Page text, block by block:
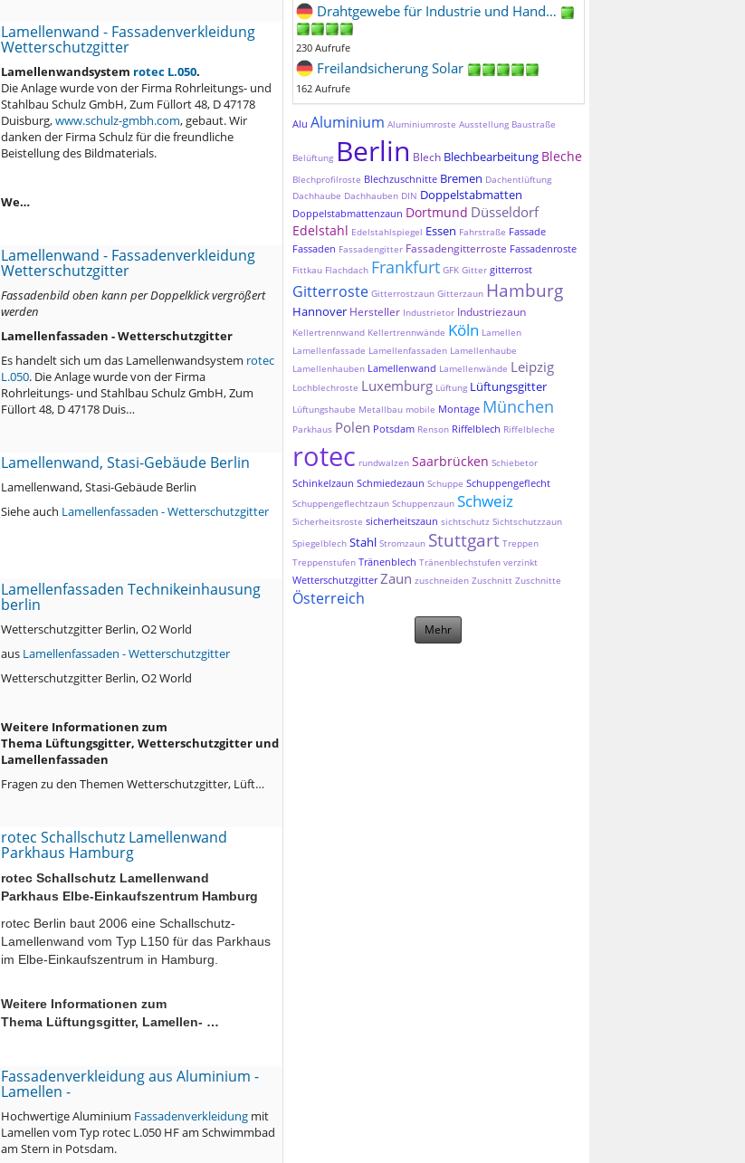
Lamellenwand - Fassadenverkleidung
Wetterschutzgitter
Lamellenwandsystem rotec L.050.
Die Anlage wurde von der Firma Rohrleitungs- und
Stahlbau Schulz GmbH, Zum Füllort 48, D 47178
Duisburg,www.schulz-gmbh.com, gebaut. Wir
danken der Firma Schulz für die freundliche
Beistellung des Bildmaterials.
We…
Lamellenwand - Fassadenverkleidung
Wetterschutzgitter
Fassadenbild oben kann per Doppelklick vergrößert
werden
Lamellenfassaden - Wetterschutzgitter
Es handelt sich um das Lamellenwandsystem rotec
L.050. Die Anlage wurde von der Firma
Rohrleitungs- und Stahlbau Schulz GmbH, Zum
Füllort 48, D 47178 Duis…
Lamellenwand, Stasi-Gebäude Berlin
Lamellenwand, Stasi-Gebäude Berlin
Siehe auch Lamellenfassaden - Wetterschutzgitter
Lamellenfassaden Technikeinhausung
berlin
Wetterschutzgitter Berlin, O2 World
aus Lamellenfassaden - Wetterschutzgitter
Wetterschutzgitter Berlin, O2 World
Weitere Informationen zum
Thema Lüftungsgitter, Wetterschutzgitter und
Lamellenfassaden
Fragen zu den Themen Wetterschutzgitter, Lüft…
rotec Schallschutz Lamellenwand
Parkhaus Hamburg
rotec Schallschutz Lamellenwand
Parkhaus Elbe-Einkaufszentrum Hamburg
rotec Berlin baut 2006 eine Schallschutz-
Lamellenwand vom Typ L150 für das Parkhaus
im Elbe-Einkaufszentrum in Hamburg.
Weitere Informationen zum
Thema Lüftungsgitter, Lamellen- …
Fassadenverkleidung aus Aluminium -
Lamellen -
Hochwertige Aluminium Fassadenverkleidungmit
Lamellen vom Typ rotec L.050 HF am Schwimmbad
am Stern in Potsdam.
Drahtgewebe für Industrie und Hand…
230 Aufrufe
Freilandsicherung Solar
162 Aufrufe
Alu Aluminium Aluminiumroste Ausstellung Baustraße
Belüftung Berlin Blech Blechbearbeitung Bleche
Blechprofilroste Blechzuschnitte Bremen Dachentlüftung
Dachhaube Dachhauben DIN Doppelstabmatten
Doppelstabmattenzaun Dortmund Düsseldorf
Edelstahl Edelstahlspiegel Essen Fahrstraße Fassade
Fassaden Fassadengitter Fassadengitterroste Fassadenroste
Fittkau Flachdach Frankfurt GFK Gitter gitterrost
Gitterroste Gitterrostzaun Gitterzaun Hamburg
Hannover Hersteller Industrietor Industriezaun
Kellertrennwand Kellertrennwände Köln Lamellen
Lamellenfassade Lamellenfassaden Lamellenhaube
Lamellenhauben Lamellenwand Lamellenwände Leipzig
Lochblechroste Luxemburg Lüftung Lüftungsgitter
Lüftungshaube Metallbau mobile Montage München
Parkhaus Polen Potsdam Renson Riffelblech Riffelbleche
rotec rundwalzen Saarbrücken Schiebetor
Schinkelzaun Schmiedezaun Schuppe Schuppengeflecht
Schuppengeflechtzaun Schuppenzaun Schweiz
Sicherheitsroste sicherheitszaun sichtschutz Sichtschutzzaun
Spiegelblech Stahl Stromzaun Stuttgart Treppen
Treppenstufen Tränenblech Tränenblechstufen verzinkt
Wetterschutzgitter Zaun zuschneiden Zuschnitt Zuschnitte
Österreich
Mehr